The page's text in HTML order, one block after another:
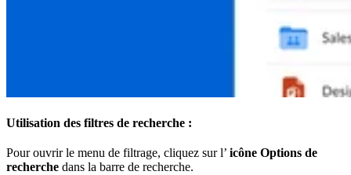
Utilisation des filtres de recherche :
Pour ouvrir le menu de filtrage, cliquez sur l’ icône Options de
recherche dans la barre de recherche.